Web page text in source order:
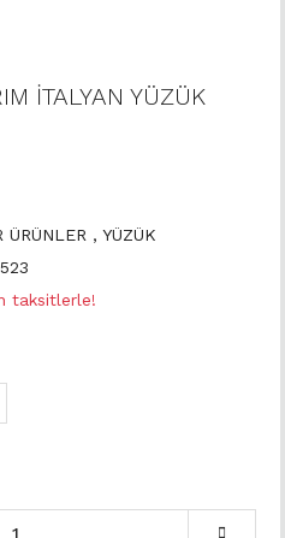
İTALYAN YÜZÜK
ÜRÜNLER , YÜZÜK
taksitlerle!